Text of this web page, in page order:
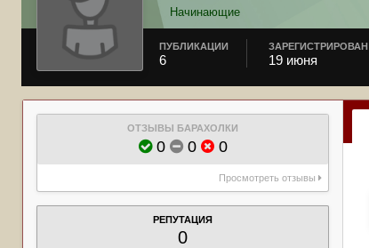
Начинающие
ПУБЛИКАЦИИ
6
ЗАРЕГИСТРИРОВАН
19 июня
ОТЗЫВЫ БАРАХОЛКИ
0 0 0
Просмотреть отзывы
РЕПУТАЦИЯ
0